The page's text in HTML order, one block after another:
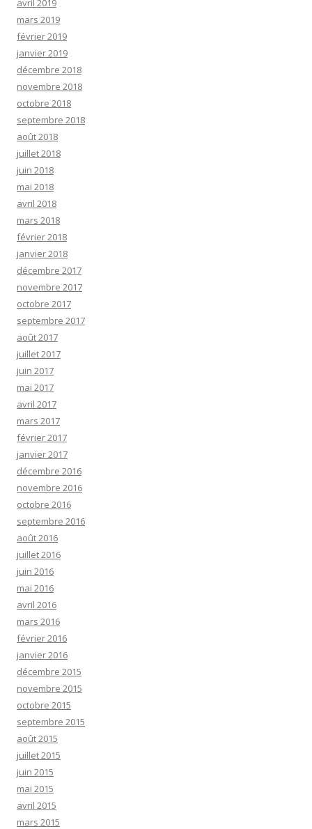
avril 2019
mars 2019
février 2019
janvier 2019
décembre 2018
novembre 2018
octobre 2018
septembre 2018
août 2018
juillet 2018
juin 2018
mai 2018
avril 2018
mars 2018
février 2018
janvier 2018
décembre 2017
novembre 2017
octobre 2017
septembre 2017
août 2017
juillet 2017
juin 2017
mai 2017
avril 2017
mars 2017
février 2017
janvier 2017
décembre 2016
novembre 2016
octobre 2016
septembre 2016
août 2016
juillet 2016
juin 2016
mai 2016
avril 2016
mars 2016
février 2016
janvier 2016
décembre 2015
novembre 2015
octobre 2015
septembre 2015
août 2015
juillet 2015
juin 2015
mai 2015
avril 2015
mars 2015